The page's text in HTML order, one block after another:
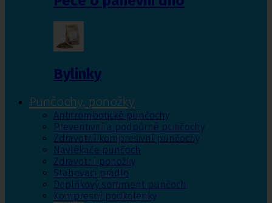
Bylinky
Punčochy, ponožky
Antitrombotické punčochy
Preventivní a podpůrné punčochy
Zdravotní kompresivní punčochy
Navlékače punčoch
Zdravotní ponožky
Stahovací prádlo
Doplňkový sortiment punčoch
Kompresní podkolenky